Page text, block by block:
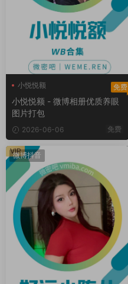
小悦悦额 免费
小悦悦额 - 微博相册优质养眼
图片打包
2026-06-06 免费
微博抖音
VIP